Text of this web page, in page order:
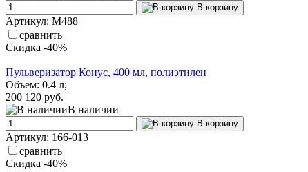
В корзину
Артикул: М488
сравнить
Скидка -40%
Пульверизатор Конус, 400 мл, полиэтилен
Объем: 0.4 л;
200 120 руб.
В наличии
В корзину
Артикул: 166-013
сравнить
Скидка -40%